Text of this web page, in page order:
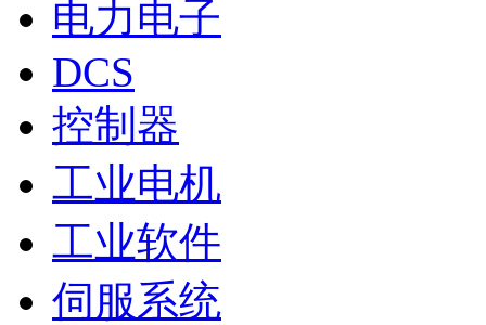
电力电子
DCS
控制器
工业电机
工业软件
伺服系统